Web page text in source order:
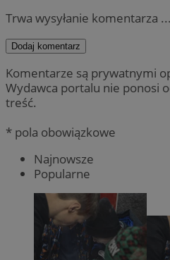
Trwa wysyłanie komentarza ...
Dodaj komentarz
Komentarze są prywatnymi
Wydawca portalu nie ponosi
treść.
* pola obowiązkowe
Najnowsze
Popularne